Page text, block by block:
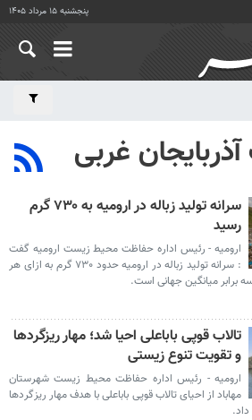
پنجشنبه ۱۵ مرداد ۱۴۰۵
غربی
سرانه تولید زباله در ارومیه به ۷۳۰ گرم
رسید
ارومیه - رئیس اداره حفاظت محیط زیست ارومیه گفت
: سرانه تولید زباله در ارومیه حدود ۷۳۰ گرم به ازای هر
برابر میانگین جهانی است.
تالاب قوپی باباعلی احیا شد؛ مهار ریزگردها
و تقویت تنوع زیستی
ارومیه - رئیس اداره حفاظت محیط زیست شهرستان
مهاباد از احیای تالاب قوپی باباعلی با هدف مهار ریزگردها